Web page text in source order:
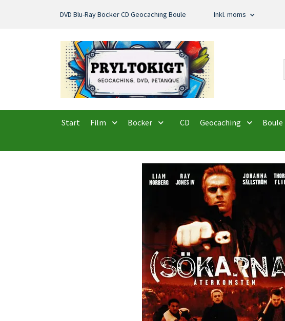
DVD Blu-Ray Böcker CD Geocaching Boule Inkl. moms
Start Film Böcker CD Geocaching Boule